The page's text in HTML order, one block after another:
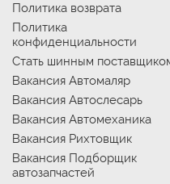
Политика возврата
Политика
конфиденциальности
Стать шинным
Вакансия Автомаляр
Вакансия Автослесарь
Вакансия Автомеханика
Вакансия Рихтовщик
Вакансия Подборщик
автозапчастей